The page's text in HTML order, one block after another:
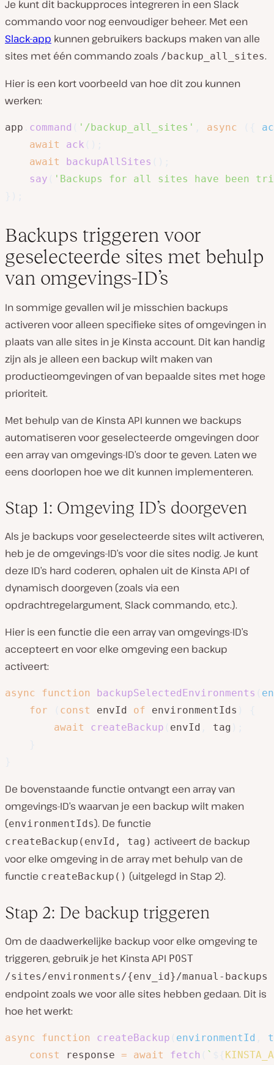
Je kunt dit backupproces integreren in een Slack
commando voor nog eenvoudiger beheer. Met een
Slack-app kunnen gebruikers backups maken van alle
sites met één commando zoals /backup_all_sites.
Hier is een kort voorbeeld van hoe dit zou kunnen
werken:
app command '/backup_all_sites' async
await
ack
await
backupAllSites
say
'Backups for all sites have been
Backups triggeren voor
geselecteerde sites met behulp
van omgevings-ID’s
In sommige gevallen wil je misschien backups
activeren voor alleen specifieke sites of omgevingen in
plaats van alle sites in je Kinsta account. Dit kan handig
zijn als je alleen een backup wilt maken van
productieomgevingen of van bepaalde sites met hoge
prioriteit.
Met behulp van de Kinsta API kunnen we backups
automatiseren voor geselecteerde omgevingen door
een array van omgevings-ID’s door te geven. Laten we
eens doorlopen hoe we dit kunnen implementeren.
Stap 1: Omgeving ID’s doorgeven
Als je backups voor geselecteerde sites wilt activeren,
heb je de omgevings-ID’s voor die sites nodig. Je kunt
deze ID’s hard coderen, ophalen uit de Kinsta API of
dynamisch doorgeven (zoals via een
opdrachtregelargument, Slack commando, etc.).
Hier is een functie die een array van omgevings-ID’s
accepteert en voor elke omgeving een backup
activeert:
async function backupSelectedEnvironments
for
const envId of environmentIds
await
createBackup envId tag
De bovenstaande functie ontvangt een array van
omgevings-ID’s waarvan je een backup wilt maken
(environmentIds). De functie
createBackup(envId, tag) activeert de backup
voor elke omgeving in de array met behulp van de
functie createBackup() (uitgelegd in Stap 2).
Stap 2: De backup triggeren
Om de daadwerkelijke backup voor elke omgeving te
triggeren, gebruik je het Kinsta API POST
/sites/environments/{env_id}/manual-backups
endpoint zoals we voor alle sites hebben gedaan. Dit is
hoe het werkt:
async function createBackup environmentId
const
response = await fetch `